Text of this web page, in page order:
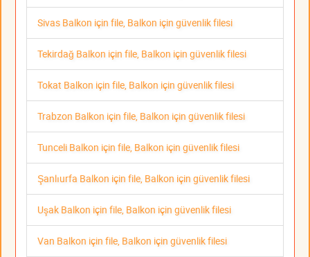
Sivas Balkon için file, Balkon için güvenlik filesi
Tekirdağ Balkon için file, Balkon için güvenlik filesi
Tokat Balkon için file, Balkon için güvenlik filesi
Trabzon Balkon için file, Balkon için güvenlik filesi
Tunceli Balkon için file, Balkon için güvenlik filesi
Şanlıurfa Balkon için file, Balkon için güvenlik filesi
Uşak Balkon için file, Balkon için güvenlik filesi
Van Balkon için file, Balkon için güvenlik filesi